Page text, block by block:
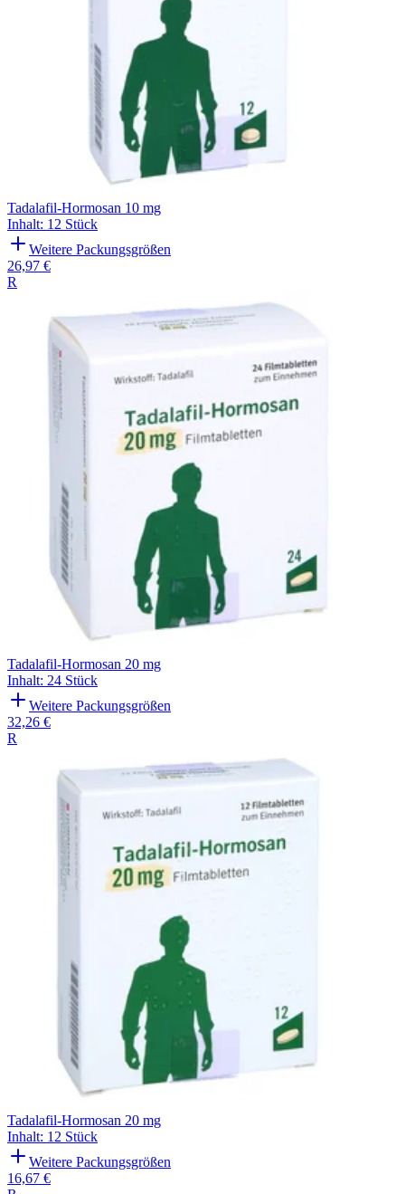
Tadalafil-Hormosan 10 mg
Inhalt: 12 Stück
Weitere Packungsgrößen
26,97 €
R
Tadalafil-Hormosan 20 mg
Inhalt: 24 Stück
Weitere Packungsgrößen
32,26 €
R
Tadalafil-Hormosan 20 mg
Inhalt: 12 Stück
Weitere Packungsgrößen
16,67 €